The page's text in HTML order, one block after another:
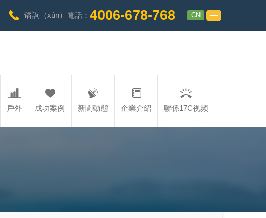
谘詢（xún）電話： 4006-678-768 CN
戶外 成功案例 新聞動態 企業介紹 聯係17C视频